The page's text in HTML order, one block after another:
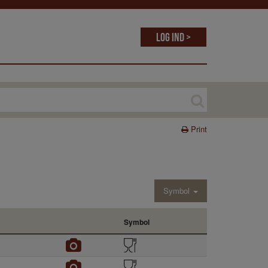
Log ind >
Print
Symbol
Symbol